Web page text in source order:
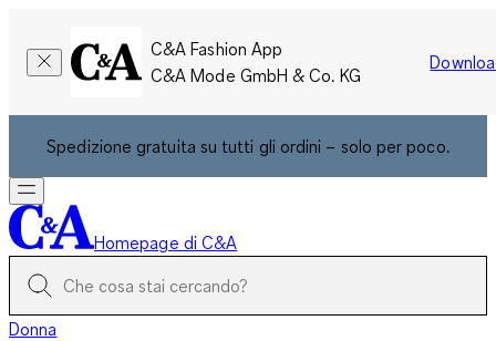
C&A Fashion App
C&A Mode GmbH & Co. KG
Spedizione gratuita su tutti gli ordini – solo per poco.
Homepage di C&A
Donna